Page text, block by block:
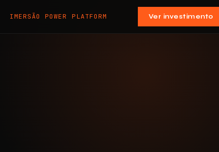
IMERSÃO POWER PLATFORM Ver investimento